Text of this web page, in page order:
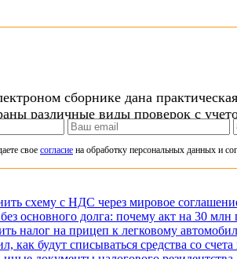
сборнике дана
различные виды проверок с
свое согласие на обработку персональных данных и
схему с НДС через мировое
основного долга: почему акт на 30
налог на прицеп к легковому
как будут списываться средства со